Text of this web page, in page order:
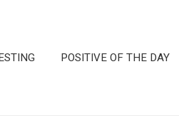
POSITIVE OF THE DAY